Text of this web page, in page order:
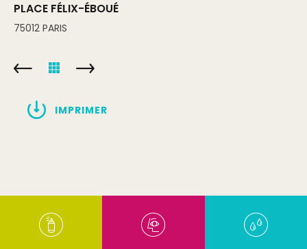
PLACE FÉLIX-ÉBOUÉ
75012 PARIS
IMPRIMER